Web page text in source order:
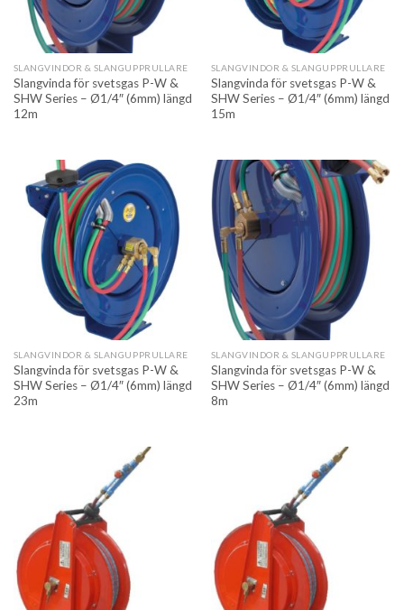
SLANGVINDOR & SLANGUPPRULLARE
Slangvinda för svetsgas P-W &
SHW Series – Ø1/4″ (6mm) längd
12m
SLANGVINDOR & SLANGUPPRULLARE
Slangvinda för svetsgas P-W &
SHW Series – Ø1/4″ (6mm) längd
15m
SLANGVINDOR & SLANGUPPRULLARE
Slangvinda för svetsgas P-W &
SHW Series – Ø1/4″ (6mm) längd
23m
SLANGVINDOR & SLANGUPPRULLARE
Slangvinda för svetsgas P-W &
SHW Series – Ø1/4″ (6mm) längd
8m